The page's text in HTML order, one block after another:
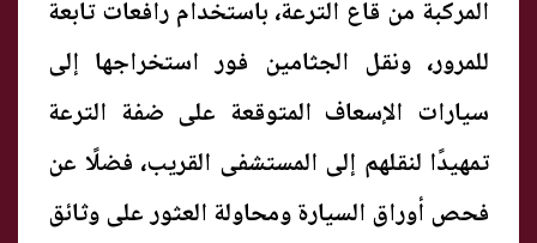
المركبة من قاع الترعة، باستخدام رافعات تابعة
للمرور، ونقل الجثامين فور استخراجها إلى
سيارات الإسعاف المتوقعة على ضفة الترعة
تمهيدًا لنقلهم إلى المستشفى القريب، فضلًا عن
فحص أوراق السيارة ومحاولة العثور على وثائق